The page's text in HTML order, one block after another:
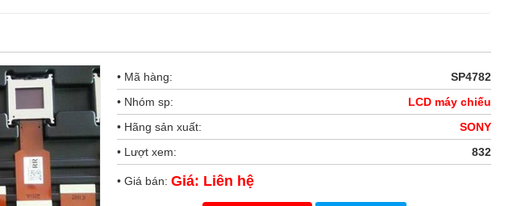
• Mã hàng:
SP4782
• Nhóm sp:
LCD máy chiếu
• Hãng sản xuất:
SONY
• Lượt xem:
832
• Giá bán:Giá: Liên hệ